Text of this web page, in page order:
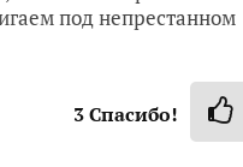
под непрестанном
3Спасибо!